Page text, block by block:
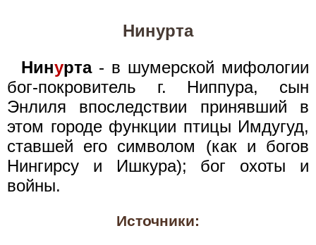
Нинурта
Нинурта- в шумерской мифологии
бог-покровитель г. Ниппура, сын
Энлиля впоследствии принявший в
этом городе функции птицы Имдугуд,
ставшей его символом (как и богов
Нингирсу и Ишкура); бог охоты и
войны.
Источники: